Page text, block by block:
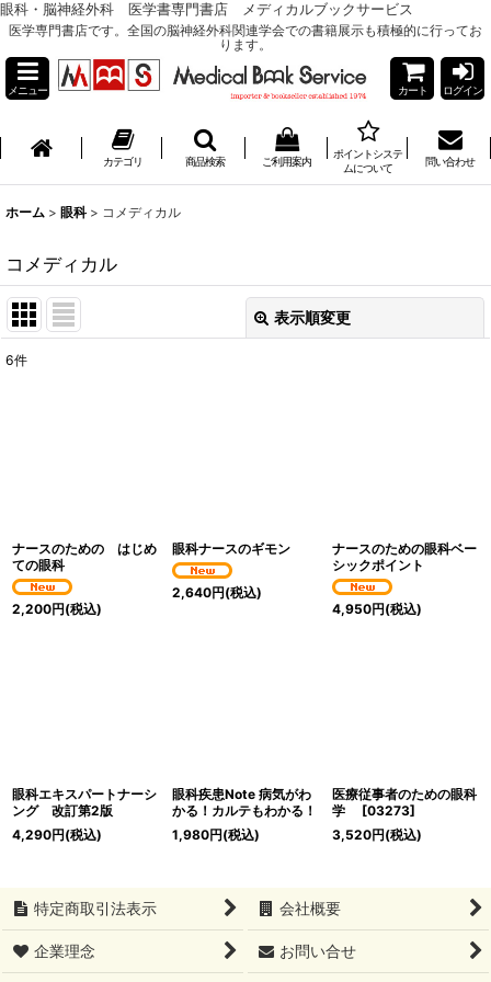
眼科・脳神経外科 医学書専門書店 メディカルブックサービス
医学専門書店です。全国の脳神経外科関連学会での書籍展示も積極的に行ってお
ります。
メニュー カート ログイン
カテゴリ 商品検索 ご利用案内
ポイントシステ
ムについて
問い合わせ
ホーム > 眼科 > コメディカル
コメディカル
表示順変更
6件
ナースのための はじめ
ての眼科
2,200円(税込)
眼科ナースのギモン
2,640円(税込)
ナースのための眼科ベー
シックポイント
4,950円(税込)
眼科エキスパートナーシ
ング 改訂第2版
4,290円(税込)
眼科疾患Note 病気がわ
かる！カルテもわかる！
1,980円(税込)
医療従事者のための眼科
学
[03273]
3,520円(税込)
特定商取引法表示 会社概要
企業理念 お問い合せ